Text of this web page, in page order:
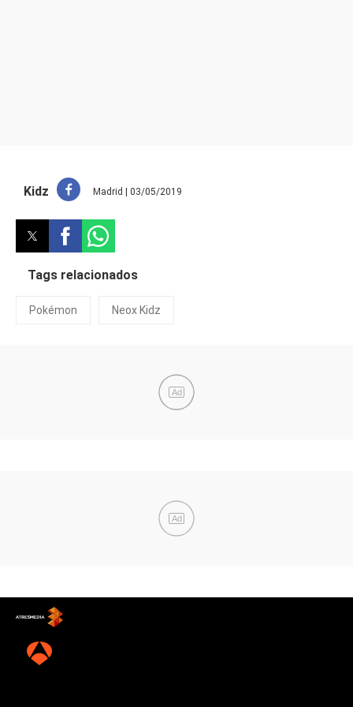
Kidz Madrid | 03/05/2019
Tags relacionados
Pokémon Neox Kidz
Ad
Ad